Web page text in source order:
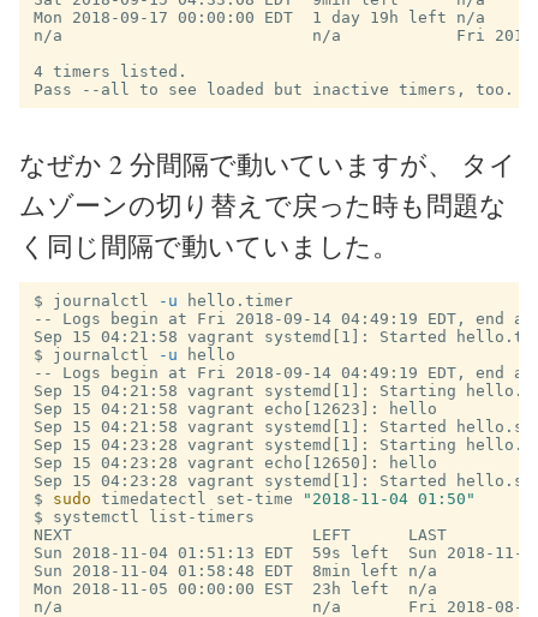
Mon 2018-09-17 00:00:00 EDT  1 day 19h
n/a                          n/a            Fri 2018-08-24
4 timers listed.
なぜか 2 分間隔で動いていますが、 タイ
ムゾーンの切り替えで戻った時も問題な
く同じ間隔で動いていました。
$ journalctl -u
-- Logs begin at Fri 2018-09-14 04:49:19 EDT, end at
$
journalctl -u
-- Logs begin at Fri 2018-09-14 04:49:19 EDT, end at
Sep 15 04:21:58 vagrant systemd[1]: Starting
Sep 15 04:21:58 vagrant echo[12623]: hello
Sep 15 04:21:58 vagrant systemd[1]: Started
Sep 15 04:23:28 vagrant systemd[1]: Starting
Sep 15 04:23:28 vagrant echo[12650]: hello
$
sudo timedatectl set-time
"2018-11-04 01:50"
$
NEXT                         LEFT      LAST
Sun 2018-11-04 01:51:13 EDT  59s left  Sun
Sun 2018-11-04 01:58:48 EDT  8min left n/a
Mon 2018-11-05 00:00:00 EST  23h left
n/a                          n/a       Fri 2018-08-24